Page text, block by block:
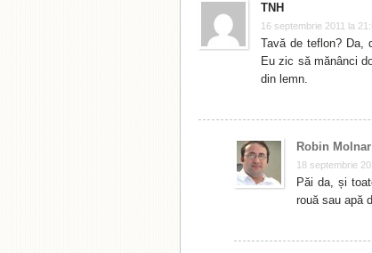
TNH
16 septembrie 2011 la
Tavă de teflon? Da,
Eu zic să mănânci
din lemn.
Robin Molnar
18 septembrie
Păi da, și
rouă sau apă